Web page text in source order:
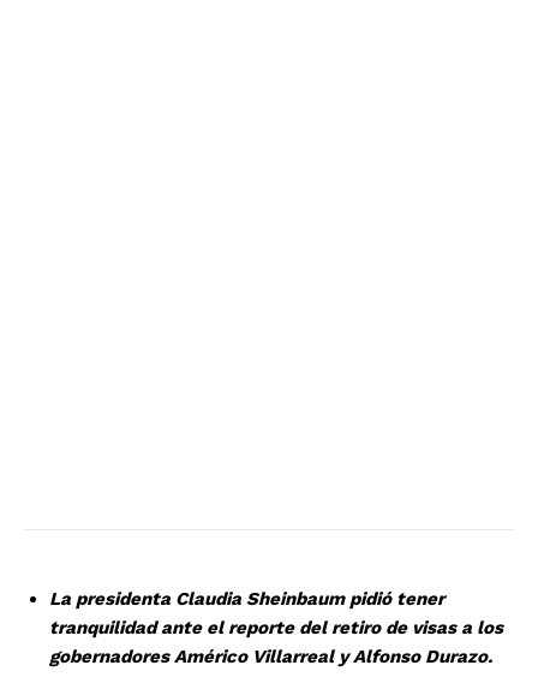
La presidenta Claudia Sheinbaum pidió tener
tranquilidad ante el reporte del retiro de visas a los
gobernadores Américo Villarreal y Alfonso Durazo.